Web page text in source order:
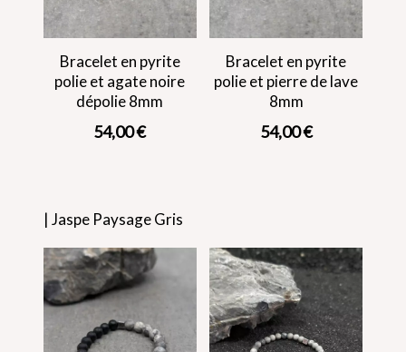
Bracelet en pyrite
polie et agate noire
dépolie 8mm
54,00€
Bracelet en pyrite
polie et pierre de lave
8mm
54,00€
| Jaspe Paysage Gris